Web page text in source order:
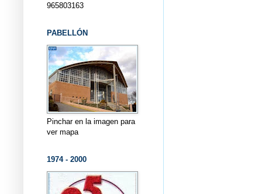
965803163
PABELLÓN
Pinchar en la imagen para
ver mapa
1974 - 2000